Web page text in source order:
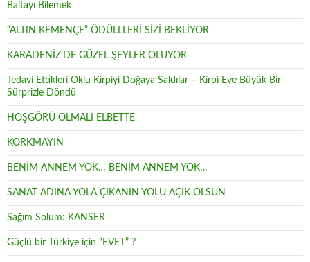
Baltayı Bilemek
“ALTIN KEMENÇE” ÖDÜLLLERİ SİZİ BEKLİYOR
KARADENİZ’DE GÜZEL ŞEYLER OLUYOR
Tedavi Ettikleri Oklu Kirpiyi Doğaya Saldılar – Kirpi Eve Büyük Bir
Sürprizle Döndü
HOŞGÖRÜ OLMALI ELBETTE
KORKMAYIN
BENİM ANNEM YOK… BENİM ANNEM YOK…
SANAT ADINA YOLA ÇIKANIN YOLU AÇIK OLSUN
Sağım Solum: KANSER
Güçlü bir Türkiye için “EVET” ?